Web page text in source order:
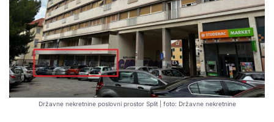
Državne nekretnine poslovni prostor Split | foto: Državne nekretnine